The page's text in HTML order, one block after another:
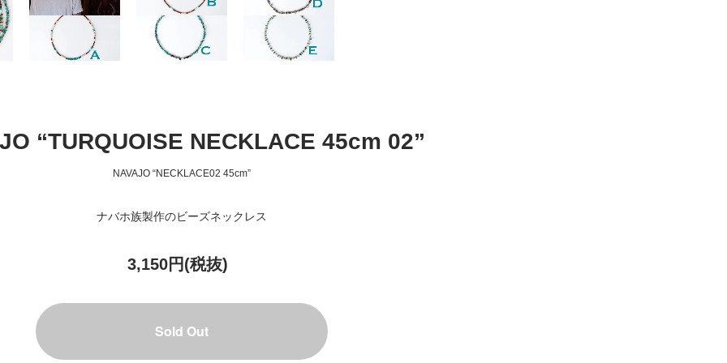
“TURQUOISE NECKLACE 45cm 02”
NAVAJO “NECKLACE02 45cm”
ナバホ族製作のビーズネックレス
3,150円(税抜)
Sold Out